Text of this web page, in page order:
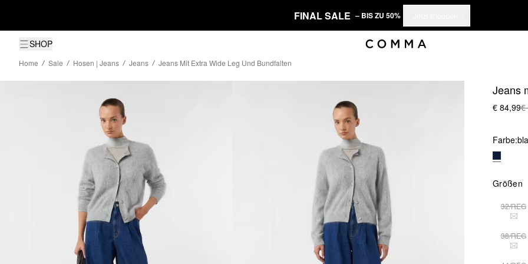
FINAL SALE – BIS ZU 50%
SHOP
Home
Sale Hosen | Jeans Jeans Jeans Mit Extra Wide Leg Und Bundfalten
Jeans
€ 84,99€
Farbe:
Größen
32/REG
38/REG